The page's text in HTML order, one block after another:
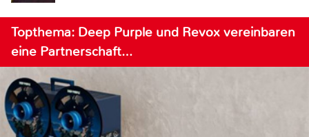
Topthema: Deep Purple und Revox vereinbaren
eine Partnerschaft…